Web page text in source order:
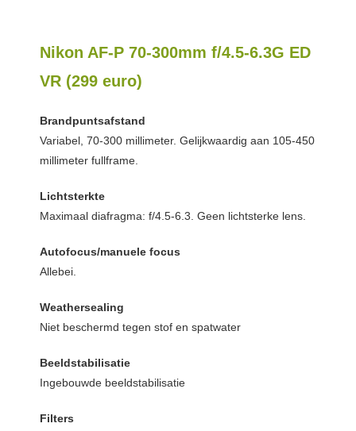
Nikon AF-P 70-300mm f/4.5-6.3G ED
VR (299 euro)
Brandpuntsafstand
Variabel, 70-300 millimeter. Gelijkwaardig aan 105-450
millimeter fullframe.
Lichtsterkte
Maximaal diafragma: f/4.5-6.3. Geen lichtsterke lens.
Autofocus/manuele focus
Allebei.
Weathersealing
Niet beschermd tegen stof en spatwater
Beeldstabilisatie
Ingebouwde beeldstabilisatie
Filters